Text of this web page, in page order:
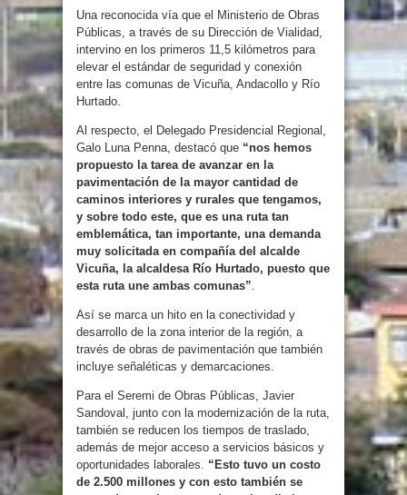
Una reconocida vía que el Ministerio de Obras
Públicas, a través de su Dirección de Vialidad,
intervino en los primeros 11,5 kilómetros para
elevar el estándar de seguridad y conexión
entre las comunas de Vicuña, Andacollo y Río
Hurtado.
Al respecto, el Delegado Presidencial Regional,
Galo Luna Penna, destacó que “nos hemos
propuesto la tarea de avanzar en la
pavimentación de la mayor cantidad de
caminos interiores y rurales que tengamos,
y sobre todo este, que es una ruta tan
emblemática, tan importante, una demanda
muy solicitada en compañía del alcalde
Vicuña, la alcaldesa Río Hurtado, puesto que
esta ruta une ambas comunas”
Así se marca un hito en la conectividad y
desarrollo de la zona interior de la región, a
través de obras de pavimentación que también
incluye señaléticas y demarcaciones.
Para el Seremi de Obras Públicas, Javier
Sandoval, junto con la modernización de la ruta,
también se reducen los tiempos de traslado,
además de mejor acceso a servicios básicos y
oportunidades laborales. “Esto tuvo un costo
de 2.500 millones y con esto también se